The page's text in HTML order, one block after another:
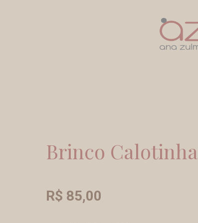
Brinco Calotinha
R$ 85,00